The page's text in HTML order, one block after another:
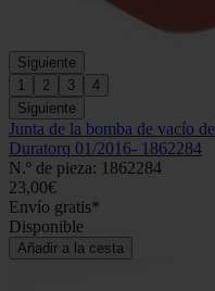
Siguiente
1
2 3
4
Siguiente
Junta de la bomba de vacío
Duratorq 01/2016- 1862284
N.º de pieza: 1862284
23,00€
Envío gratis*
Disponible
Añadir a la cesta